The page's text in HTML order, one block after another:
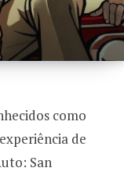
como
de
San